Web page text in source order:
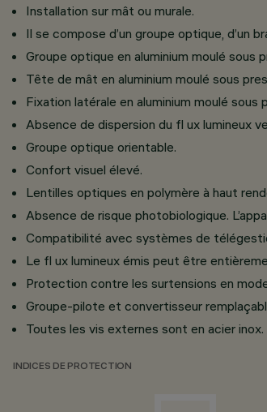
Installation sur mât ou murale.
Il se compose d’un groupe optique, d’un
Groupe optique en aluminium moulé
Tête de mât en aluminium moulé sous
Fixation latérale en aluminium moulé
Absence de dispersion du fl ux lumineux
Groupe optique orientable.
Confort visuel élevé.
Lentilles optiques en polymère à haut
Absence de risque photobiologique.
Compatibilité avec systèmes de
Le fl ux lumineux émis peut être
Protection contre les surtensions en
Groupe-pilote et convertisseur
Toutes les vis externes sont en acier inox.
INDICES DE PROTECTION